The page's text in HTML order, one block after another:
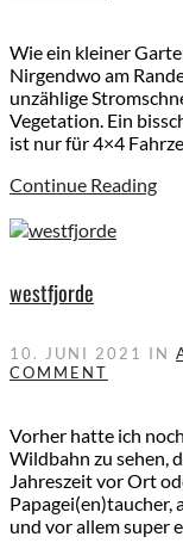
Wie ein kleiner
Nirgendwo am
unzählige
Vegetation. Ein
ist nur für 4×4
Continue Reading
westfjorde
10. JUNI 2021 IN
COMMENT
Vorher hatte ich
Wildbahn zu sehen,
Jahreszeit vor Ort
Papagei(en)taucher,
und vor allem super